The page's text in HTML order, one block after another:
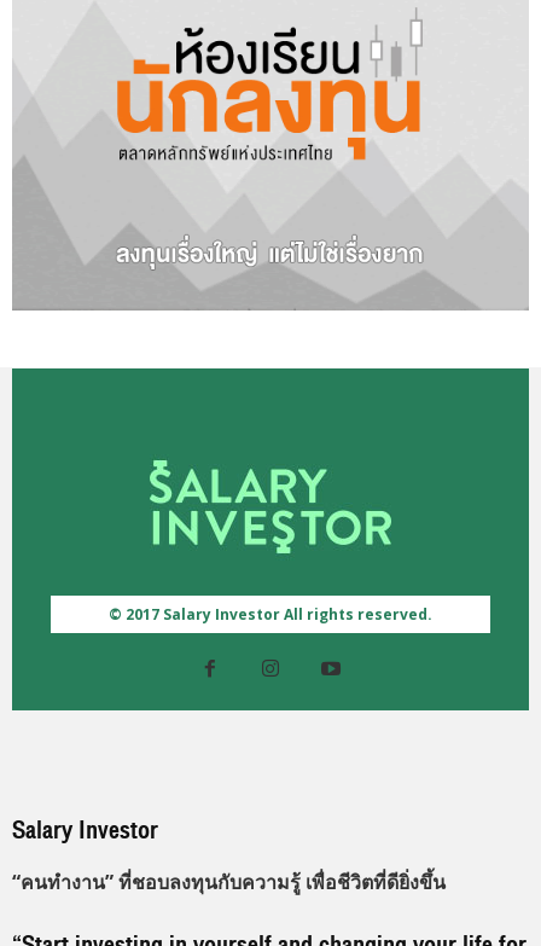
© 2017 Salary Investor All rights reserved.
Salary Investor
“คนทำงาน” ที่ชอบลงทุนกับความรู้ เพื่อชีวิตที่ดียิ่งขึ้น